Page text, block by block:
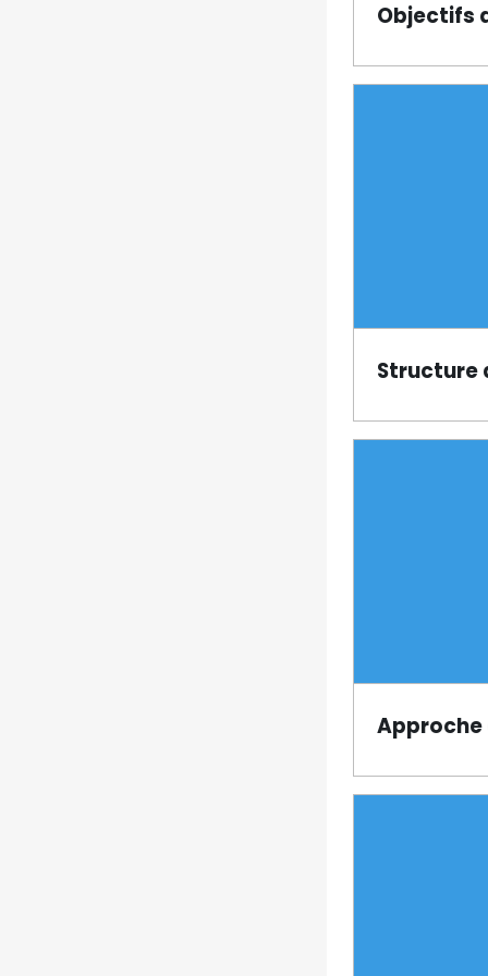
Objectifs
Structure
Approche